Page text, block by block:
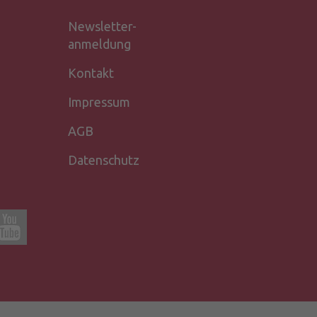
Newsletter-
anmeldung
Kontakt
Impressum
AGB
Datenschutz